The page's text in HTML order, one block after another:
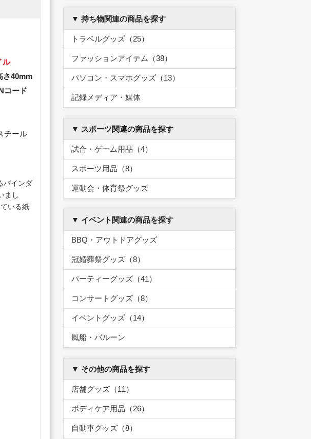
ル
さ40mm
コード
チール
バインダ
まし
いる紙
▼ 持ち物関連の商品を探す
トラベルグッズ（25）
ファッションアイテム（38）
パソコン・スマホグッズ（13）
記録メディア・媒体
▼ スポーツ関連の商品を探す
試合・ゲーム用品（4）
スポーツ用品（8）
運動会・体育祭グッズ
▼ イベント関連の商品を探す
BBQ・アウトドアグッズ
冠婚葬祭グッズ（8）
パーティーグッズ（41）
コンサートグッズ（8）
イベントグッズ（14）
風船・バルーン
▼ その他の商品を探す
店舗グッズ（11）
ボディケア用品（26）
自動車グッズ（8）